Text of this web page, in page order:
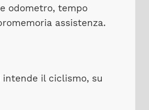
odometro, tempo
assistenza.
il ciclismo, su